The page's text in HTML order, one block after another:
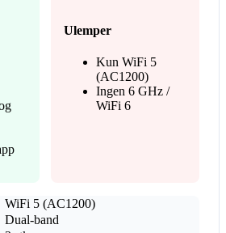
Ulemper
Kun WiFi 5
(AC1200)
Ingen 6 GHz /
WiFi 6
WiFi 5 (AC1200)
Dual-band